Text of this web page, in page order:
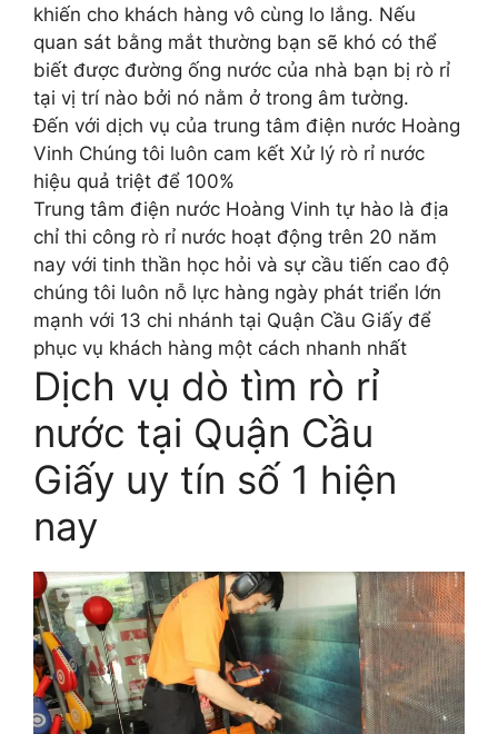
khiến cho khách hàng vô cùng lo lắng. Nếu
quan sát bằng mắt thường bạn sẽ khó có thể
biết được đường ống nước của nhà bạn bị rò rỉ
tại vị trí nào bởi nó nằm ở trong âm tường.
Đến với dịch vụ của trung tâm điện nước Hoàng
Vinh Chúng tôi luôn cam kết Xử lý rò rỉ nước
hiệu quả triệt để 100%
Trung tâm điện nước Hoàng Vinh tự hào là địa
chỉ thi công rò rỉ nước hoạt động trên 20 năm
nay với tinh thần học hỏi và sự cầu tiến cao độ
chúng tôi luôn nỗ lực hàng ngày phát triển lớn
mạnh với 13 chi nhánh tại Quận Cầu Giấy để
phục vụ khách hàng một cách nhanh nhất
Dịch vụ dò tìm rò rỉ
nước tại Quận Cầu
Giấy uy tín số 1 hiện
nay